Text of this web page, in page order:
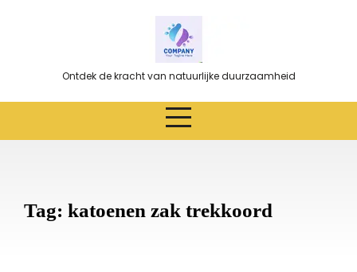
Ontdek de kracht van natuurlijke duurzaamheid
Tag: katoenen zak trekkoord